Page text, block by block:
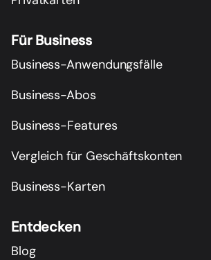
Für Business
Business-Anwendungsfälle
Business-Abos
Business-Features
Vergleich für Geschäftskonten
Business-Karten
Entdecken
Blog